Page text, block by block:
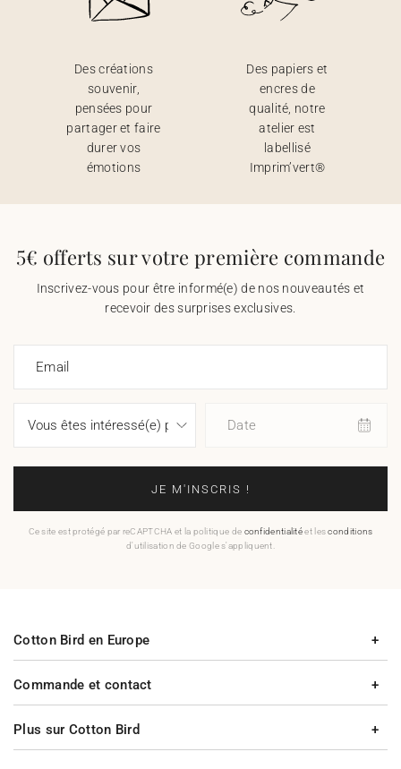
Des créations
souvenir,
pensées pour
partager et faire
durer vos
émotions
Des papiers et
encres de
qualité, notre
atelier est
labellisé
Imprim’vert®
5€ offerts sur votre première commande
Inscrivez-vous pour être informé(e) de nos nouveautés et
recevoir des surprises exclusives.
Email
Date
JE M'INSCRIS !
Ce site est protégé par reCAPTCHA et la politique de confidentialitéet lesconditions
d'utilisation de Google s'appliquent.
Commande et contact
Plus sur Cotton Bird
Cotton Bird en Europe